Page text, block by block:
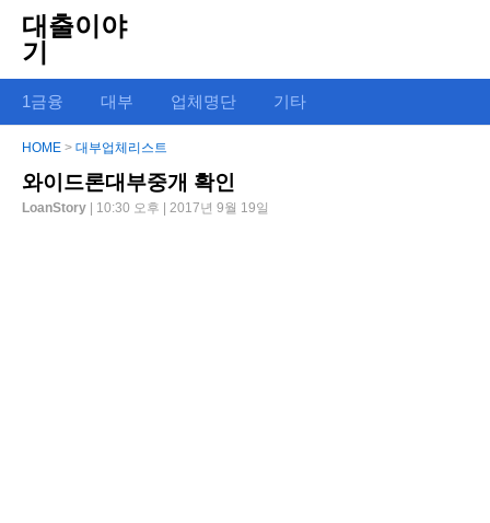
대출이야
기
1금융 대부 업체명단 기타
HOME > 대부업체리스트
와이드론대부중개 확인
LoanStory | 10:30 오후 | 2017년 9월 19일